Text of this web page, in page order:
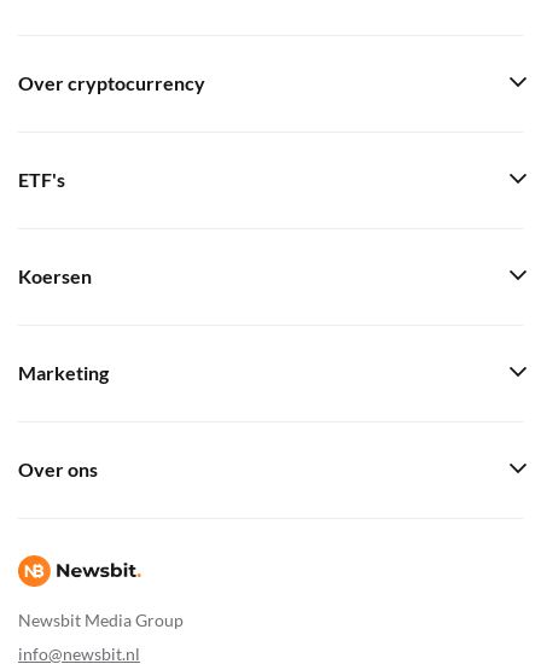
Newsbit Media Group
info@newsbit.nl
Over cryptocurrency
ETF's
Koersen
Marketing
Over ons